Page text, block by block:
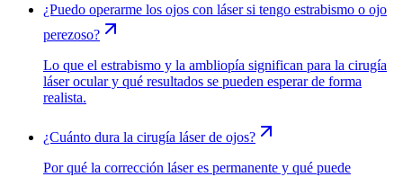
¿Puedo operarme los ojos con láser si tengo estrabismo o ojo
perezoso?
Lo que el estrabismo y la ambliopía significan para la cirugía
láser ocular y qué resultados se pueden esperar de forma
realista.
¿Cuánto dura la cirugía láser de ojos?
Por qué la corrección láser es permanente y qué puede